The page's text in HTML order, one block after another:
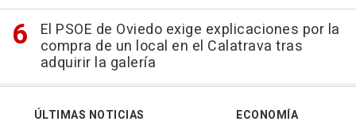
El PSOE de Oviedo exige explicaciones por la
compra de un local en el Calatrava tras
adquirir la galería
ÚLTIMAS NOTICIAS
ECONOMÍA